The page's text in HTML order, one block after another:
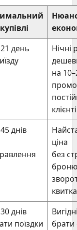
день
Нічні
на
днів
ціна
без
днів
поїздки
брати